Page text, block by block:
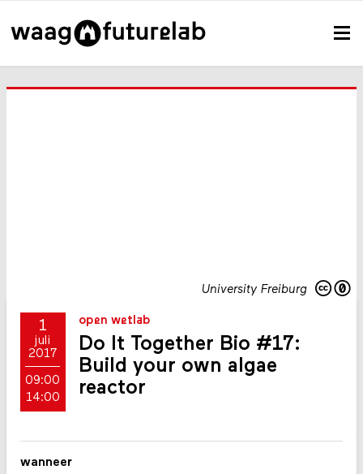
University Freiburg
1
juli
2017
09:00
14:00
open wetlab
Do It Together Bio #17:
Build your own algae
reactor
wanneer